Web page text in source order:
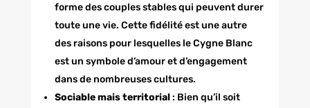
forme des couples stables qui peuvent durer
toute une vie. Cette fidélité est une autre
des raisons pour lesquelles le Cygne Blanc
est un symbole d’amour et d’engagement
dans de nombreuses cultures.
Sociable mais territorial: Bien qu’il soit